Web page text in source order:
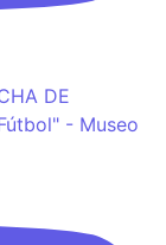
DE
- Museo